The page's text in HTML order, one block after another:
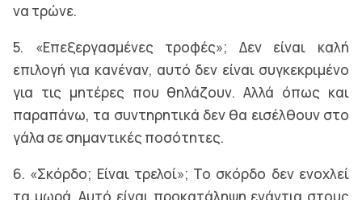
να τρώνε.
5. «Επεξεργασμένες τροφές»; Δεν είναι καλή
επιλογή για κανέναν, αυτό δεν είναι συγκεκριμένο
για τις μητέρες που θηλάζουν. Αλλά όπως και
παραπάνω, τα συντηρητικά δεν θα εισέλθουν στο
γάλα σε σημαντικές ποσότητες.
6. «Σκόρδο; Είναι τρελοί»; Το σκόρδο δεν ενοχλεί
τα μωρά. Αυτό είναι προκατάληψη ενάντια στους